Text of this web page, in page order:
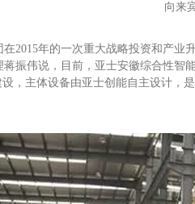
向来
2015年的一次重大战略投资和产
振伟说，目前，亚士安徽综合性
，主体设备由亚士创能自主设计